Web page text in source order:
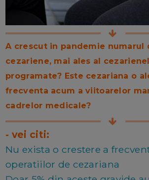
A crescut in pandemie numarul
cezariene, mai ales al
programate? Este cezariana o
frecventa acum a viitoarelor
cadrelor medicale?
- vei citi:
Nu exista o crestere a
operatiilor de cezariana